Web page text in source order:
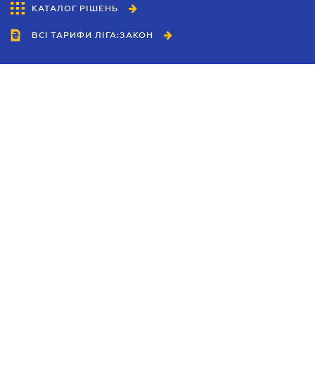
КАТАЛОГ РІШЕНЬ
ВСІ ТАРИФИ ЛІГА:ЗАКОН